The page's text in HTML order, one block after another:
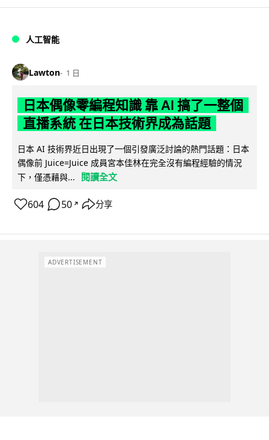
人工智能
Lawton 1 日
日本偶像零編程知識 靠 AI 搞了一整個
直播系統 在日本技術界成為話題
日本 AI 技術界近日出現了一個引發廣泛討論的熱門話題：日本
偶像前 Juice=Juice 成員宮本佳林在完全沒有編程經驗的情況
下，僅憑藉與...
閱讀全文
604 50 ↗ 分享
ADVERTISEMENT